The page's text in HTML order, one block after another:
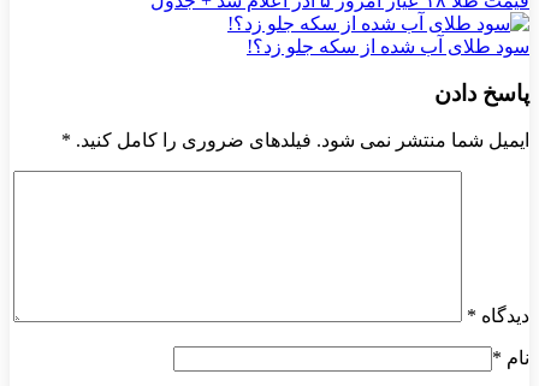
سود طلای آب شده از سکه جلو زد؟!
پاسخ دادن
ایمیل شما منتشر نمی شود. فیلدهای ضروری را کامل کنید. *
دیدگاه *
نام *